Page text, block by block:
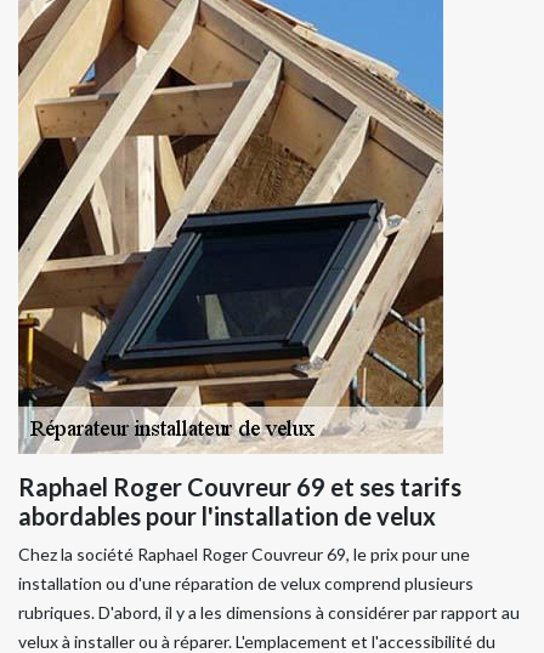
Raphael Roger Couvreur 69 et ses tarifs
abordables pour l'installation de velux
Chez la société Raphael Roger Couvreur 69, le prix pour une
installation ou d'une réparation de velux comprend plusieurs
rubriques. D'abord, il y a les dimensions à considérer par rapport au
velux à installer ou à réparer. L'emplacement et l'accessibilité du